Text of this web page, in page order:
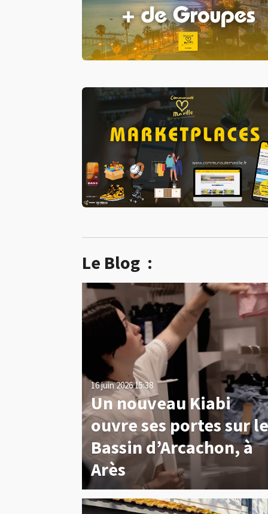
Le Blog :
Un nouveau Kiabi
ouvre ses portes sur le
Bassin d’Arcachon, à
Arès
16 juin 202615:38